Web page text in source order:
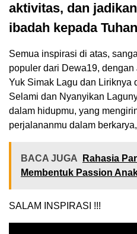
aktivitas, dan
ibadah kepada
Semua inspirasi di atas,
populer dari Dewa19, dengan
Yuk Simak Lagu dan Liriknya
Selami dan Nyanyikan
dalam hidupmu, yang
perjalananmu dalam
BACA JUGA
Rahasia
Membentuk Passion
SALAM INSPIRASI !!!